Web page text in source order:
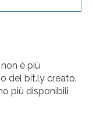
è più
del bit.ly creato.
più disponibili